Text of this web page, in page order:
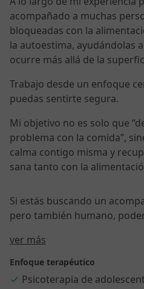
acompañado a muchas
bloqueadas con la
la autoestima, ayudándolas
ocurre más allá de la
Trabajo desde un enfoque
puedas sentirte segura.
Mi objetivo no es solo que
problema con la comida”,
calma contigo misma y
sana tanto con la
Si estás buscando un
pero también humano,
ver más
Enfoque terapéutico
Psicoterapia de